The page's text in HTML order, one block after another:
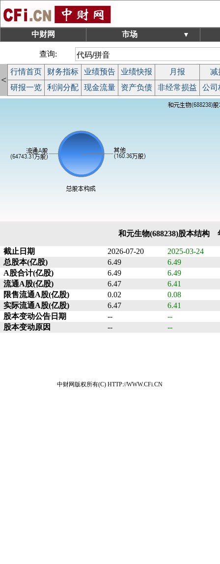
中财网 市场 ▼
查询:
<
行情首页 财务指标 业绩预告 业绩快报 月报
减
研报一览
利润分配 现金流量 资产负债 非经常损益 公司
和元生物(688238)股本结构
截止日期 2026-07-20
2025-03-24
总股本(亿股)
6.49
6.49
A股合计(亿股)
6.49
6.49
流通A股(亿股)
6.47
6.41
限售流通A股(亿股)
0.02
0.08
实际流通A股(亿股)
6.47
6.41
股本变动公告日期
--
--
股本变动原因
-- --
中财网版权所有(C) HTTP://WWW.CFi.CN